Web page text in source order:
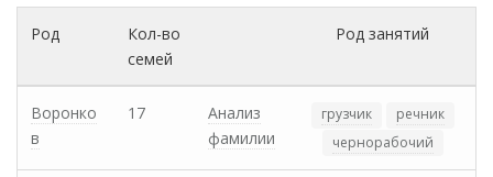
Род
Кол-во
семей
Род занятий
Воронко
в
17
Анализ
фамилии
грузчик
речник
чернорабочий